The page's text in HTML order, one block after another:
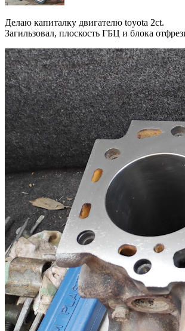
Делаю капиталку двигателю toyota 2ct.
Загильзовал, плоскость ГБЦ и блока